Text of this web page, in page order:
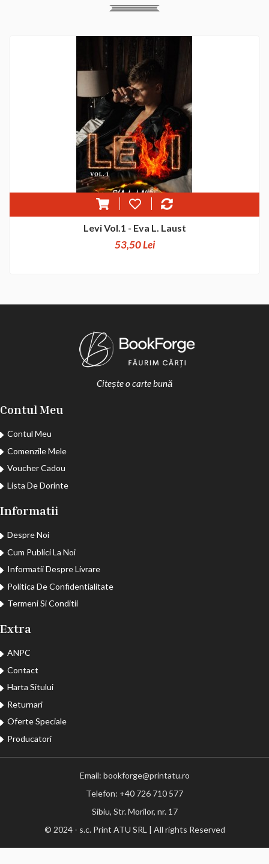
Levi Vol.1 - Eva L. Laust
53,50 Lei
Citește o carte bună
Contul Meu
Contul Meu
Comenzile Mele
Voucher Cadou
Lista De Dorinte
Informatii
Despre Noi
Cum Publici La Noi
Informatii Despre Livrare
Politica De Confidentialitate
Termeni Si Conditii
Extra
ANPC
Contact
Harta Sitului
Returnari
Oferte Speciale
Producatori
Email: bookforge@printatu.ro
Telefon: +40 726 710 577
Sibiu, Str. Morilor, nr. 17
© 2024 - s.c. Print ATU SRL | All rights Reserved